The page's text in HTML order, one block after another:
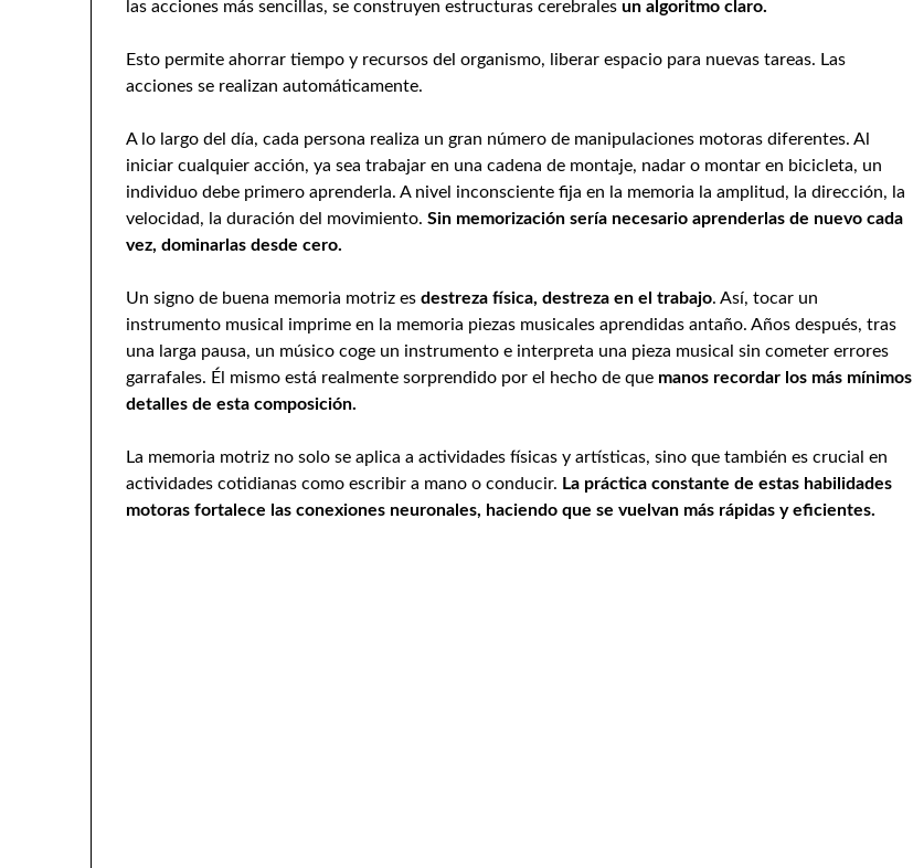
las acciones más sencillas, se construyen estructuras cerebralesun algoritmo claro.
Esto permite ahorrar tiempo y recursos del organismo, liberar espacio para nuevas tareas. Las
acciones se realizan automáticamente.
A lo largo del día, cada persona realiza un gran número de manipulaciones motoras diferentes. Al
iniciar cualquier acción, ya sea trabajar en una cadena de montaje, nadar o montar en bicicleta, un
individuo debe primero aprenderla. A nivel inconsciente fija en la memoria la amplitud, la dirección, la
velocidad, la duración del movimiento.Sin memorización sería necesario aprenderlas de nuevo cada
vez, dominarlas desde cero.
Un signo de buena memoria motriz esdestreza física, destreza en el trabajo. Así, tocar un
instrumento musical imprime en la memoria piezas musicales aprendidas antaño. Años después, tras
una larga pausa, un músico coge un instrumento e interpreta una pieza musical sin cometer errores
garrafales. Él mismo está realmente sorprendido por el hecho de que manos recordar los más mínimos
detalles de esta composición.
La memoria motriz no solo se aplica a actividades físicas y artísticas, sino que también es crucial en
actividades cotidianas como escribir a mano o conducir. La práctica constante de estas habilidades
motoras fortalece las conexiones neuronales, haciendo que se vuelvan más rápidas y eficientes.